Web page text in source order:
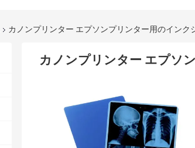
カノンプリンター エプソンプリンター用のインク
カノンプリンター エプソ